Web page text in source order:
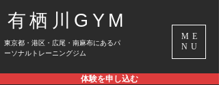
体験を申し込む
ME
NU
​東京都・港区・広尾・南麻布にあるパ
ーソナルトレーニングジム
有栖川GYM